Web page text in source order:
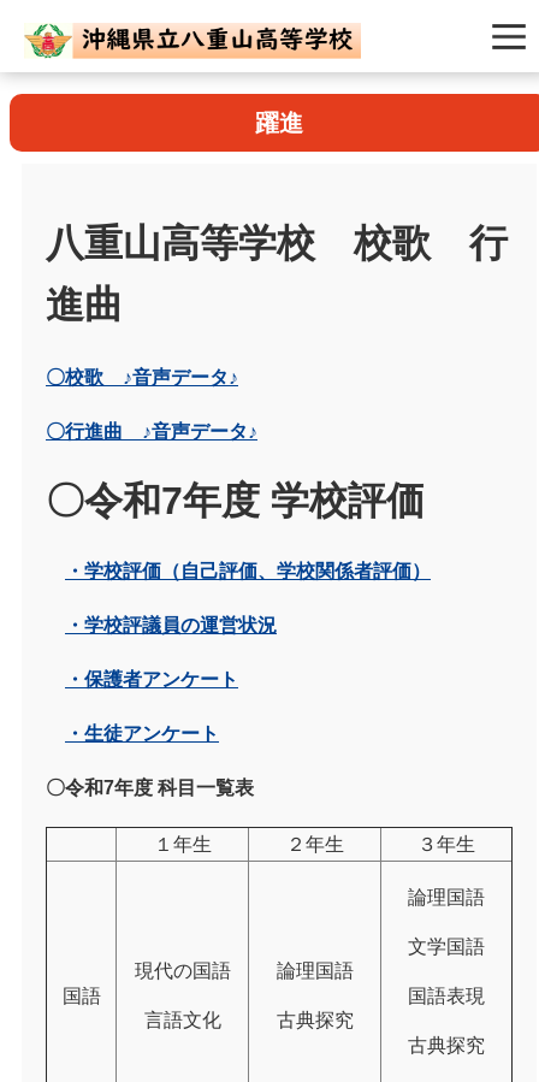
躍進
八重山高等学校 校歌 行
進曲
〇校歌 ♪音声データ♪
〇行進曲 ♪音声データ♪
〇令和7年度 学校評価
・学校評価（自己評価、学校関係者評価）
・学校評議員の運営状況
・保護者アンケート
・生徒アンケート
〇令和7年度 科目一覧表
１年生 ２年生 ３年生
国語
現代の国語
言語文化
論理国語
古典探究
論理国語
文学国語
国語表現
古典探究